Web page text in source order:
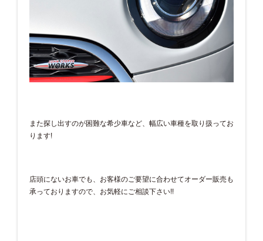
また探し出すのが困難な希少車など、幅広い車種を取り扱ってお
ります!
店頭にないお車でも、お客様のご要望に合わせてオーダー販売も
承っておりますので、お気軽にご相談下さい!!